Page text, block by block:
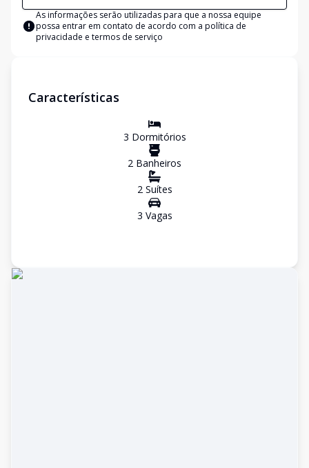
As informações serão utilizadas para que a nossa equipe
possa entrar em contato de acordo com a política de
privacidade e termos de serviço
Características
3 Dormitórios
2 Banheiros
2Suítes
3 Vagas